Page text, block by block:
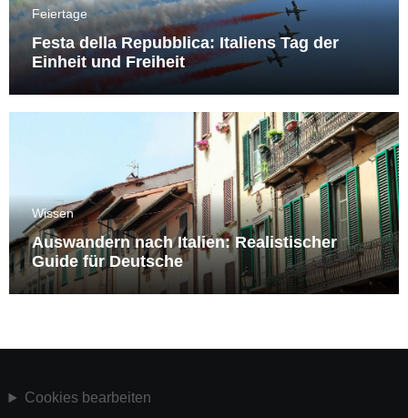
Feiertage
Festa della Repubblica: Italiens Tag der
Einheit und Freiheit
Wissen
Auswandern nach Italien: Realistischer
Guide für Deutsche
Cookies bearbeiten